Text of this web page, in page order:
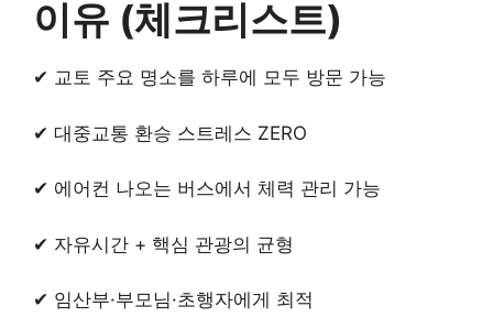
이유 (체크리스트)
✔︎ 교토 주요 명소를 하루에 모두 방문 가능
✔︎ 대중교통 환승 스트레스 ZERO
✔︎ 에어컨 나오는 버스에서 체력 관리 가능
✔︎ 자유시간 + 핵심 관광의 균형
✔︎ 임산부·부모님·초행자에게 최적